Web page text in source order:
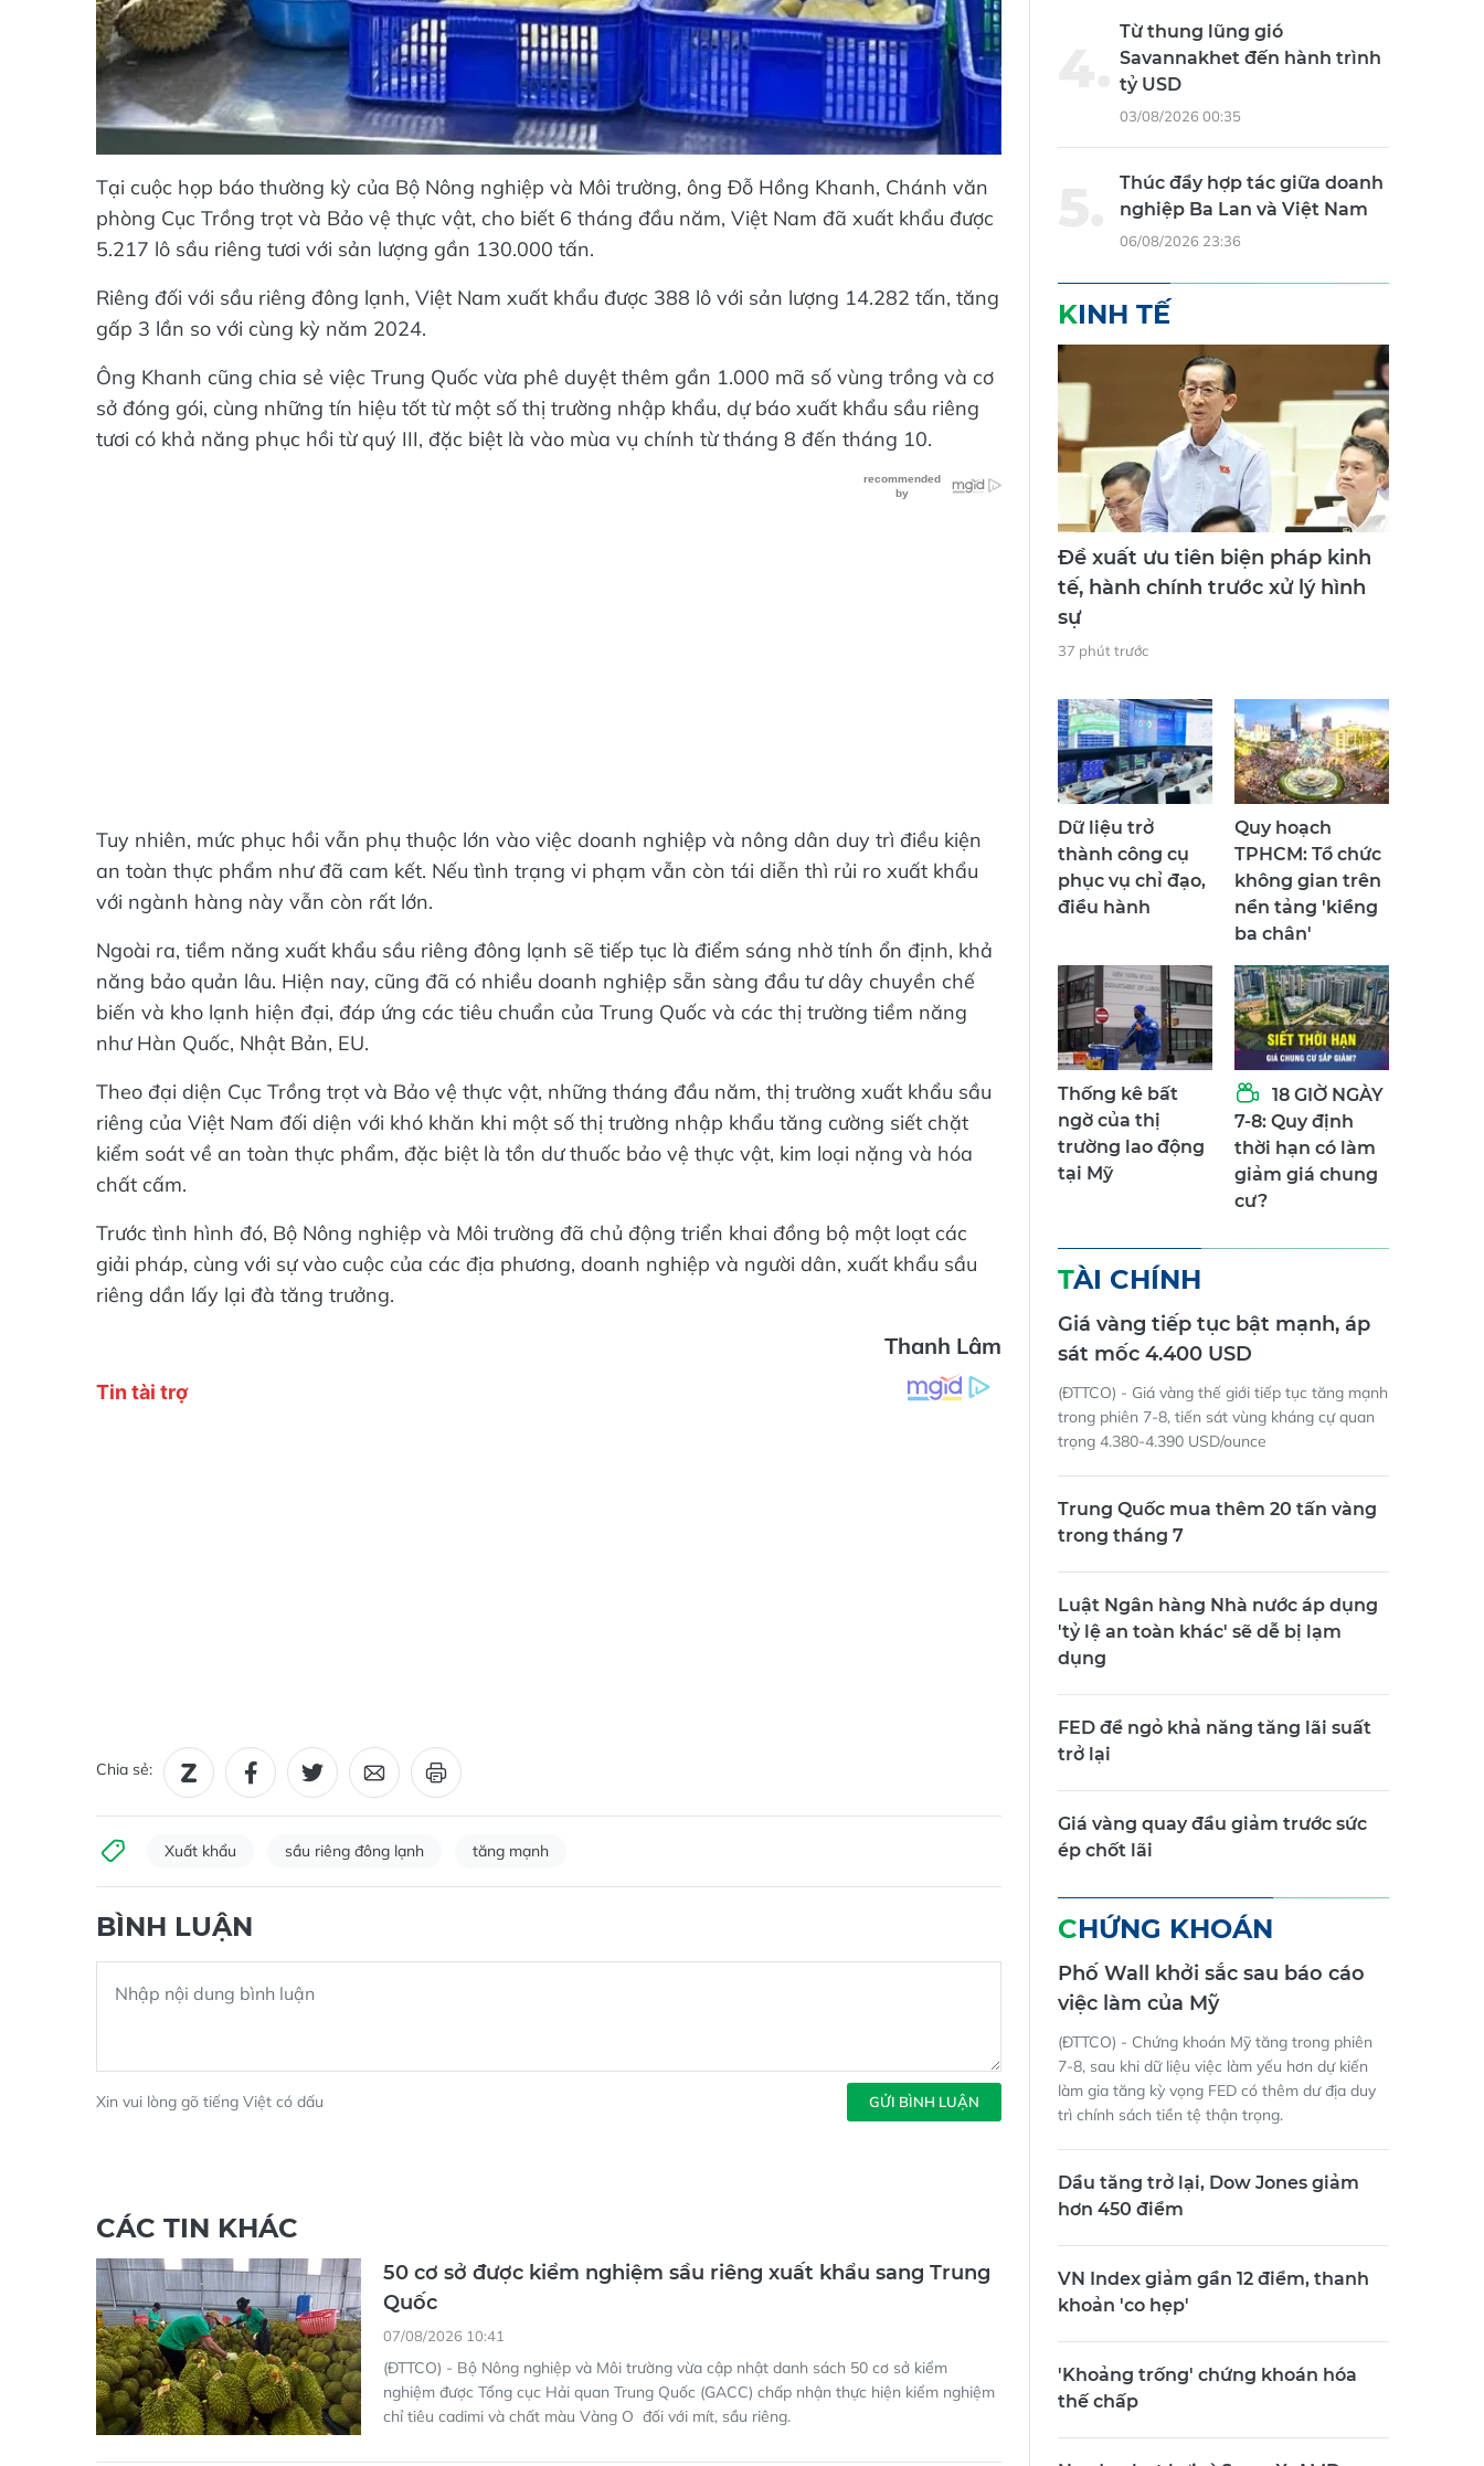
Tại cuộc họp báo thường kỳ của Bộ Nông nghiệp và Môi trường, ông Đỗ Hồng Khanh, Chánh văn
phòng Cục Trồng trọt và Bảo vệ thực vật, cho biết 6 tháng đầu năm, Việt Nam đã xuất khẩu được
5.217 lô sầu riêng tươi với sản lượng gần 130.000 tấn.
Riêng đối với sầu riêng đông lạnh, Việt Nam xuất khẩu được 388 lô với sản lượng 14.282 tấn, tăng
gấp 3 lần so với cùng kỳ năm 2024.
Ông Khanh cũng chia sẻ việc Trung Quốc vừa phê duyệt thêm gần 1.000 mã số vùng trồng và cơ
sở đóng gói, cùng những tín hiệu tốt từ một số thị trường nhập khẩu, dự báo xuất khẩu sầu riêng
tươi có khả năng phục hồi từ quý III, đặc biệt là vào mùa vụ chính từ tháng 8 đến tháng 10.
Tuy nhiên, mức phục hồi vẫn phụ thuộc lớn vào việc doanh nghiệp và nông dân duy trì điều kiện
an toàn thực phẩm như đã cam kết. Nếu tình trạng vi phạm vẫn còn tái diễn thì rủi ro xuất khẩu
với ngành hàng này vẫn còn rất lớn.
Ngoài ra, tiềm năng xuất khẩu sầu riêng đông lạnh sẽ tiếp tục là điểm sáng nhờ tính ổn định, khả
năng bảo quản lâu. Hiện nay, cũng đã có nhiều doanh nghiệp sẵn sàng đầu tư dây chuyền chế
biến và kho lạnh hiện đại, đáp ứng các tiêu chuẩn của Trung Quốc và các thị trường tiềm năng
như Hàn Quốc, Nhật Bản, EU.
Theo đại diện Cục Trồng trọt và Bảo vệ thực vật, những tháng đầu năm, thị trường xuất khẩu sầu
riêng của Việt Nam đối diện với khó khăn khi một số thị trường nhập khẩu tăng cường siết chặt
kiểm soát về an toàn thực phẩm, đặc biệt là tồn dư thuốc bảo vệ thực vật, kim loại nặng và hóa
chất cấm.
Trước tình hình đó, Bộ Nông nghiệp và Môi trường đã chủ động triển khai đồng bộ một loạt các
giải pháp, cùng với sự vào cuộc của các địa phương, doanh nghiệp và người dân, xuất khẩu sầu
riêng dần lấy lại đà tăng trưởng.
Thanh Lâm
Chia sẻ:
Xuất khẩu sầu riêng đông lạnh tăng mạnh
BÌNH LUẬN
Xin vui lòng gõ tiếng Việt có dấu GỬI BÌNH LUẬN
CÁC TIN KHÁC
50 cơ sở được kiểm nghiệm sầu riêng xuất khẩu sang Trung
Quốc
(ĐTTCO) - Bộ Nông nghiệp và Môi trường vừa cập nhật danh sách 50 cơ sở kiểm
nghiệm được Tổng cục Hải quan Trung Quốc (GACC) chấp nhận thực hiện kiểm nghiệm
chỉ tiêu cadimi và chất màu Vàng O đối với mít, sầu riêng.
Từ thung lũng gió
Savannakhet đến hành trình
tỷ USD
Thúc đẩy hợp tác giữa doanh
nghiệp Ba Lan và Việt Nam
KINH TẾ
Đề xuất ưu tiên biện pháp kinh
tế, hành chính trước xử lý hình
sự
Dữ liệu trở
thành công cụ
phục vụ chỉ đạo,
điều hành
Quy hoạch
TPHCM: Tổ chức
không gian trên
nền tảng 'kiềng
ba chân'
Thống kê bất
ngờ của thị
trường lao động
tại Mỹ
18 GIỜ NGÀY
7-8: Quy định
thời hạn có làm
giảm giá chung
cư?
TÀI CHÍNH
Giá vàng tiếp tục bật mạnh, áp
sát mốc 4.400 USD
(ĐTTCO) - Giá vàng thế giới tiếp tục tăng mạnh
trong phiên 7-8, tiến sát vùng kháng cự quan
trọng 4.380-4.390 USD/ounce
Trung Quốc mua thêm 20 tấn vàng
trong tháng 7
Luật Ngân hàng Nhà nước áp dụng
'tỷ lệ an toàn khác' sẽ dễ bị lạm
dụng
FED để ngỏ khả năng tăng lãi suất
trở lại
Giá vàng quay đầu giảm trước sức
ép chốt lãi
CHỨNG KHOÁN
Phố Wall khởi sắc sau báo cáo
việc làm của Mỹ
(ĐTTCO) - Chứng khoán Mỹ tăng trong phiên
7-8, sau khi dữ liệu việc làm yếu hơn dự kiến
làm gia tăng kỳ vọng FED có thêm dư địa duy
trì chính sách tiền tệ thận trọng.
Dầu tăng trở lại, Dow Jones giảm
hơn 450 điểm
VN Index giảm gần 12 điểm, thanh
khoản 'co hẹp'
'Khoảng trống' chứng khoán hóa
thế chấp
Nasdaq hụt hơi vì SpaceX, AMD